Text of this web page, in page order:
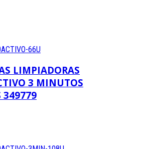
LIMPIADORAS
3 MINUTOS
349779